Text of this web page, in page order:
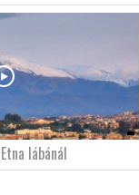
lábánál